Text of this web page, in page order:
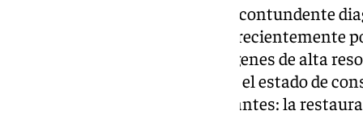
La moción llega avalada por un contundente
en tres dimensiones elaborado recientemente
A través de más de 60.000 imágenes de alta
radiografiado de manera exacta el estado de
arrojando resultados determinantes: la